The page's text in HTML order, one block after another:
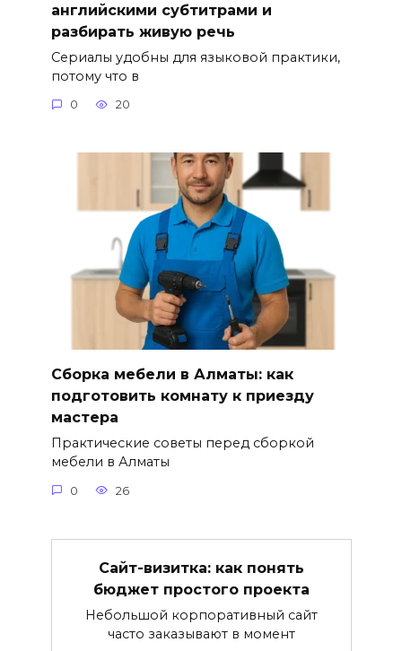
английскими субтитрами и
разбирать живую речь
Сериалы удобны для языковой практики,
потому что в
0 20
Сборка мебели в Алматы: как
подготовить комнату к приезду
мастера
Практические советы перед сборкой
мебели в Алматы
0 26
Сайт-визитка: как понять
бюджет простого проекта
Небольшой корпоративный сайт
часто заказывают в момент